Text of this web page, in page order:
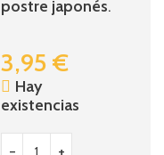
postre japonés.
3,95€
Hay
existencias